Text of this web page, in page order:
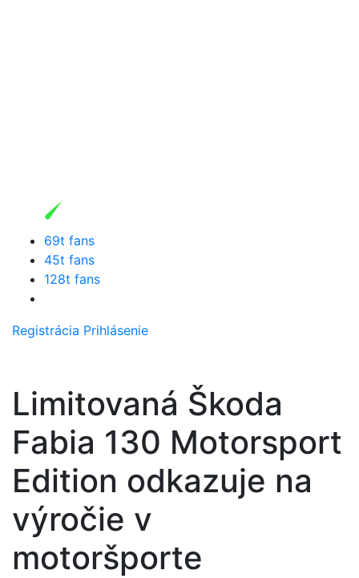
69t fans
45t fans
128t fans
Registrácia Prihlásenie
Limitovaná Škoda
Fabia 130 Motorsport
Edition odkazuje na
výročie v
motoršporte